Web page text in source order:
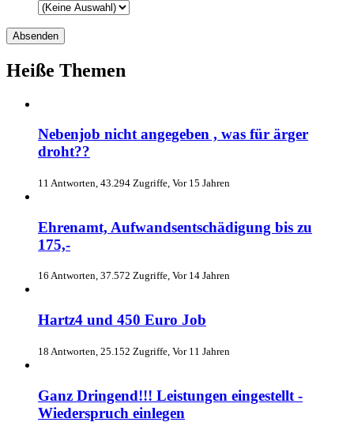
Heiße Themen
Nebenjob nicht angegeben , was für ärger
droht??
11 Antworten, 43.294 Zugriffe, Vor 15 Jahren
Ehrenamt, Aufwandsentschädigung bis zu
175,-
16 Antworten, 37.572 Zugriffe, Vor 14 Jahren
Hartz4 und 450 Euro Job
18 Antworten, 25.152 Zugriffe, Vor 11 Jahren
Ganz Dringend!!! Leistungen eingestellt -
Wiederspruch einlegen